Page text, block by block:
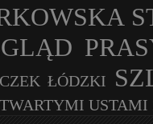
ŁÓDZKI
USTAMI